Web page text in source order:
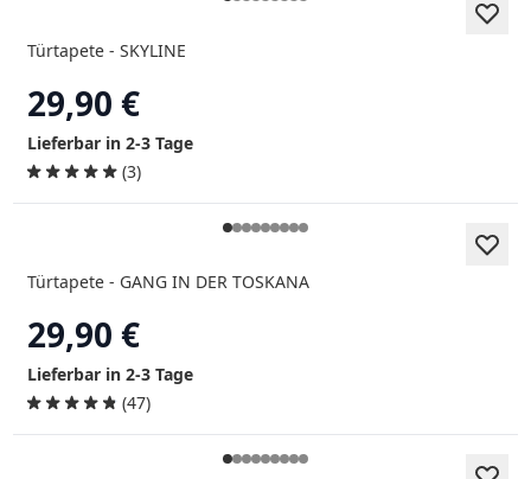
Türtapete - SKYLINE
29,90 €
Lieferbar in 2-3 Tage
(3)
Türtapete - GANG IN DER TOSKANA
29,90 €
Lieferbar in 2-3 Tage
(47)